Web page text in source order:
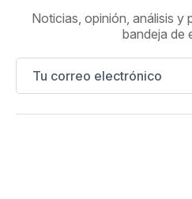
Noticias, opinión, análisis y
bandeja de